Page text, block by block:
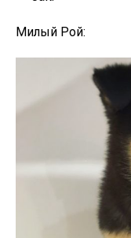
Милый Рой: